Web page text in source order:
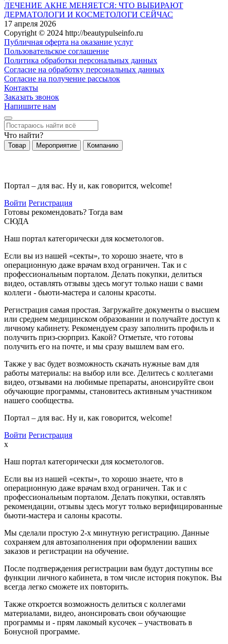
ЛЕЧЕНИЕ АКНЕ МЕНЯЕТСЯ: ЧТО ВЫБИРАЮТ
ДЕРМАТОЛОГИ И КОСМЕТОЛОГИ СЕЙЧАС
17 апреля 2026
Copyright © 2024 http://beautypulseinfo.ru
Публичная оферта на оказание услуг
Пользовательское соглашение
Политика обработки персональных данных
Согласие на обработку персональных данных
Согласие на получение рассылок
Контакты
Заказать звонок
Напишите нам
Что найти?
Товар Мероприятие Компанию
Портал – для вас. Ну и, как говорится, welcome!
Войти Регистрация
Готовы рекомендовать? Тогда вам
СЮДА
Наш портал категорически для косметологов.
Если вы из нашей «секты», то хорошо знаете, что в
операционную даже врачам вход ограничен. Так и с
профессиональным порталом. Делать покупки, делиться
видео, оставлять отзывы здесь могут только наши с вами
коллеги - бьюти-мастера и салоны красоты.
Регистрация самая простая. Загружайте документы о высшем
или среднем медицинском образовании и получайте доступ к
личному кабинету. Рекомендуем сразу заполнить профиль и
получить приз-сюрприз. Какой? Отметьте, что готовы
получить его на почте, и мы сразу вышлем вам его.
Также у вас будет возможность скачать нужные вам для
работы материалы: на выбор или все. Делитесь с коллегами
видео, отзывами на любимые препараты, анонсируйте свои
обучающие программы, становитесь активным участником
нашего сообщества.
Портал – для вас. Ну и, как говорится, welcome!
Войти Регистрация
x
Наш портал категорически для косметологов.
Если вы из нашей «секты», то хорошо знаете, что в
операционную даже врачам вход ограничен. Так и с
профессиональным порталом. Делать покупки, оставлять
рекомендации, отзывы здесь могут только верифицированные
бьюти-мастера и салоны красоты.
Мы сделали простую 2-х минутную регистрацию. Данные
сохраняем для автозаполнения при оформлении ваших
заказов и регистрации на обучение.
После подтверждения регистрации вам будут доступны все
функции личного кабинета, в том числе история покупок. Вы
всегда легко сможете их повторить.
Также откроется возможность делиться с коллегами
материалами, видео, анонсировать свои обучающие
программы и - прям лакомый кусочек – участвовать в
Бонусной программе.